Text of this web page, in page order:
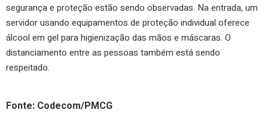
segurança e proteção estão sendo observadas. Na entrada, um
servidor usando equipamentos de proteção individual oferece
álcool em gel para higienização das mãos e máscaras. O
distanciamento entre as pessoas também está sendo
respeitado.
Fonte: Codecom/PMCG